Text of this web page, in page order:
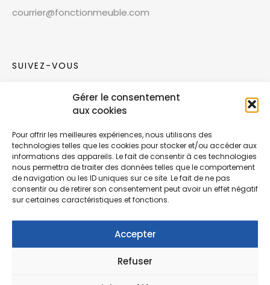
Gérer le consentement
aux cookies
Pour offrir les meilleures expériences, nous utilisons des
technologies telles que les cookies pour stocker et/ou accéder aux
informations des appareils. Le fait de consentir à ces technologies
nous permettra de traiter des données telles que le comportement
de navigation ou les ID uniques sur ce site. Le fait de ne pas
consentir ou de retirer son consentement peut avoir un effet négatif
sur certaines caractéristiques et fonctions.
Accepter
Refuser
courrier@fonctionmeuble.com
SUIVEZ-VOUS
Rejoignez notre communauté sur les réseaux
Nouvelles collections, vie de l’équipe ou
inspirations : soyez informés de nos dernières
actualités.
© Copyright Fonction Meuble